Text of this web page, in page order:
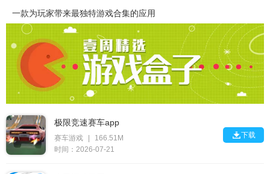
一款为玩家带来最独特游戏合集的应用
极限竞速赛车app
赛车游戏
166.51M
时间：2026-07-21
下载